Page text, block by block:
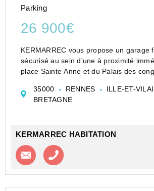
Parking
26 900€
KERMARREC vous propose un garage fermé et
sécurisé au sein d'une à proximité
place Sainte Anne et du Palais des
désireux d'avoir toujours un endroit
protége...
35000 RENNES
ILLE-ET-
BRETAGNE
KERMARREC HABITATION
Contacter l'agence